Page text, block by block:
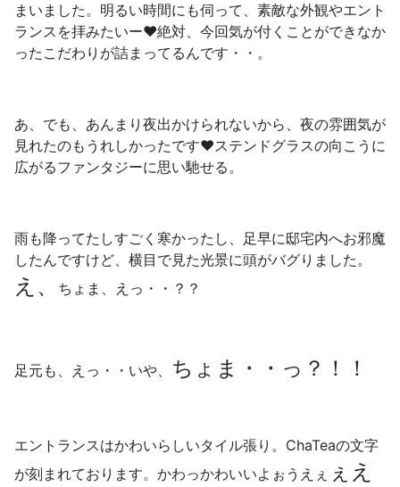
まいました。明るい時間にも伺って、素敵な外観やエント
ランスを拝みたいー❤️絶対、今回気が付くことができなか
ったこだわりが詰まってるんです・・。
あ、でも、あんまり夜出かけられないから、夜の雰囲気が
見れたのもうれしかったです❤️ステンドグラスの向こうに
広がるファンタジーに思い馳せる。
雨も降ってたしすごく寒かったし、足早に邸宅内へお邪魔
したんですけど、横目で見た光景に頭がバグりました。
え、 ちょま、えっ・・？？
足元も、えっ・・いや、 ちょま・・っ？！！
エントランスはかわいらしいタイル張り。ChaTeaの文字
が刻まれております。かわっかわいいよぉうえぇ ぇえ